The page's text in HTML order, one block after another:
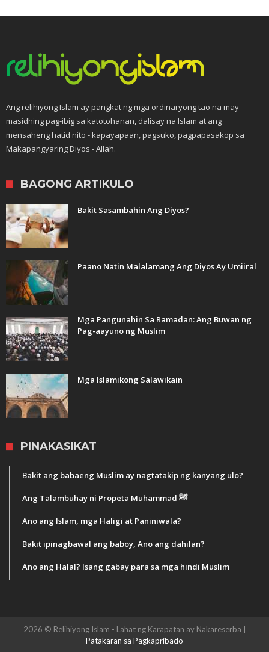
Ang relihiyong Islam ay pangkat ng mga ordinaryong tao na may
masidhing pag-ibig sa katotohanan, dalisay na Islam at ang
mensaheng hatid nito - kapayapaan, pagsuko, pagpapasakop sa
Makapangyaring Diyos - Allah.
BAGONG ARTIKULO
Bakit Sasambahin Ang Diyos?
Paano Natin Malalamang Ang Diyos Ay Umiiral
Mga Pangunahin Sa Ramadan: Ang Buwan ng
Pag-aayuno ng Muslim
Mga Islamikong Salawikain
PINAKASIKAT
Bakit ang babaeng Muslim ay nagtatakip ng kanyang ulo?
Ang Talambuhay ni Propeta Muhammad ﷺ
Ano ang Islam, mga Haligi at Paniniwala?
Bakit ipinagbawal ang baboy, Ano ang dahilan?
Ano ang Halal? Isang gabay para sa mga hindi Muslim
2026 © Relihiyong Islam - Lahat ng Karapatan ay Nakareserba |
Patakaran sa Pagkapribado